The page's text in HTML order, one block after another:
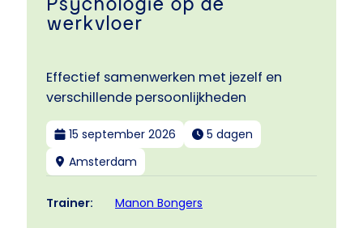
Psychologie op de
werkvloer
Effectief samenwerken met jezelf en
verschillende persoonlijkheden
15 september 2026
5 dagen
Amsterdam
Trainer: Manon Bongers